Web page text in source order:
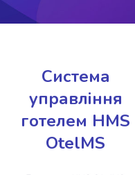
Система
управління
готелем HMS
OtelMS